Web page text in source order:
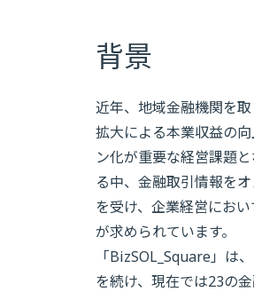
背景
近年、地域金融機関を
拡大による本業収益の
ン化が重要な経営課題
る中、金融取引情報を
を受け、企業経営にお
が求められています。
「BizSOL_Square」は
を続け、現在では23の